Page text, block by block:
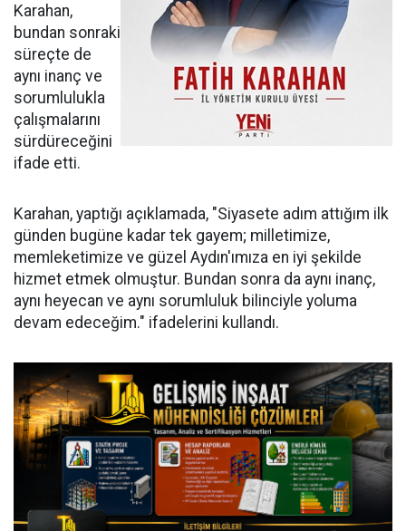
Karahan,
bundan sonraki
süreçte de
aynı inanç ve
sorumlulukla
çalışmalarını
sürdüreceğini
ifade etti.
Karahan, yaptığı açıklamada, "Siyasete adım attığım ilk
günden bugüne kadar tek gayem; milletimize,
memleketimize ve güzel Aydın'ımıza en iyi şekilde
hizmet etmek olmuştur. Bundan sonra da aynı inanç,
aynı heyecan ve aynı sorumluluk bilinciyle yoluma
devam edeceğim." ifadelerini kullandı.